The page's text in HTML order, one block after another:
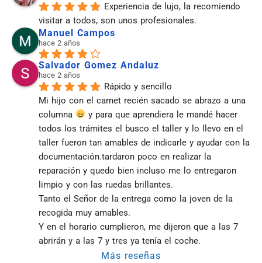
Experiencia de lujo, la recomiendo
visitar a todos, son unos profesionales.
Manuel Campos
hace 2 años
Salvador Gomez Andaluz
hace 2 años
Rápido y sencillo
Mi hijo con el carnet recién sacado se abrazo a una
columna
y para que aprendiera le mandé hacer
todos los trámites el busco el taller y lo llevo en el
taller fueron tan amables de indicarle y ayudar con la
documentación.tardaron poco en realizar la
reparación y quedo bien incluso me lo entregaron
limpio y con las ruedas brillantes.
Tanto el Señor de la entrega como la joven de la
recogida muy amables.
Y en el horario cumplieron, me dijeron que a las 7
abrirán y a las 7 y tres ya tenía el coche.
Más reseñas